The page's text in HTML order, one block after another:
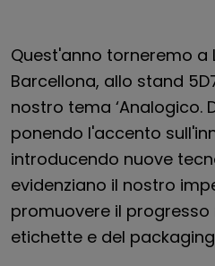
Quest'anno torneremo a
Barcellona, allo stand
nostro tema ‘Analogico.
ponendo l'accento
introducendo nuove
evidenziano il nostro
promuovere il
etichette e del